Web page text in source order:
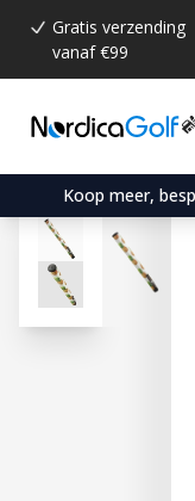
Gratis verzending
vanaf €99
Koop meer,